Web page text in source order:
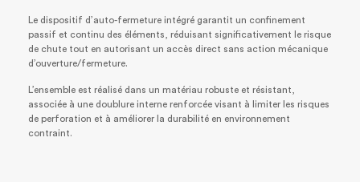
Le dispositif d’auto-fermeture intégré garantit un confinement
passif et continu des éléments, réduisant significativement le risque
de chute tout en autorisant un accès direct sans action mécanique
d’ouverture/fermeture.
L’ensemble est réalisé dans un matériau robuste et résistant,
associée à une doublure interne renforcée visant à limiter les risques
de perforation et à améliorer la durabilité en environnement
contraint.